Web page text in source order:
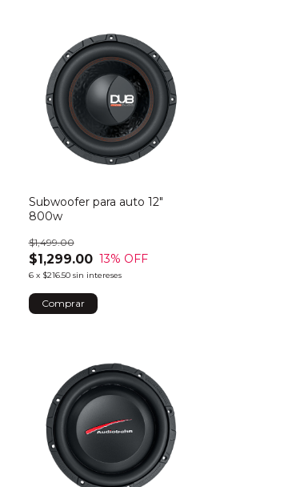
Subwoofer para auto 12"
800w
$1,299.00
$1,499.00
13% OFF
6 x $216.50 sin intereses